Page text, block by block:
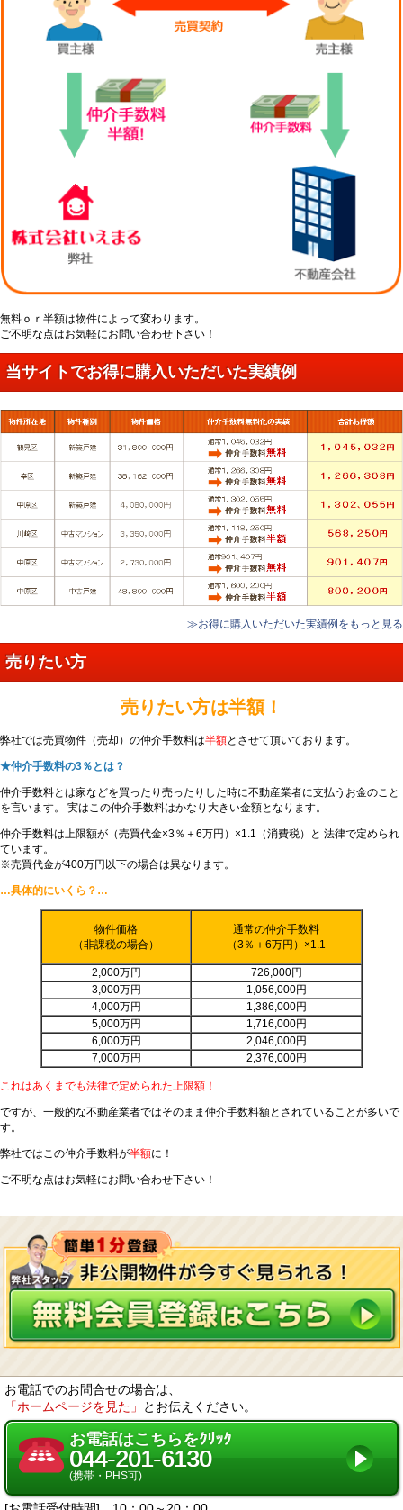
無料ｏｒ半額は物件によって変わります。
ご不明な点はお気軽にお問い合わせ下さい！
当サイトでお得に購入いただいた実績例
≫お得に購入いただいた実績例をもっと見る
売りたい方
売りたい方は半額！
弊社では売買物件（売却）の仲介手数料は半額とさせて頂いております。
★仲介手数料の3％とは？
仲介手数料とは家などを買ったり売ったりした時に不動産業者に支払うお金のこと
を言います。 実はこの仲介手数料はかなり大きい金額となります。
仲介手数料は上限額が（売買代金×3％＋6万円）×1.1（消費税）と 法律で定められ
ています。
※売買代金が400万円以下の場合は異なります。
…具体的にいくら？…
物件価格
（非課税の場合）
通常の仲介手数料
（3％＋6万円）×1.1
2,000万円
726,000円
3,000万円
1,056,000円
4,000万円
1,386,000円
5,000万円
1,716,000円
6,000万円
2,046,000円
7,000万円
2,376,000円
これはあくまでも法律で定められた上限額！
ですが、一般的な不動産業者ではそのまま仲介手数料額とされていることが多いで
す。
弊社ではこの仲介手数料が半額に！
ご不明な点はお気軽にお問い合わせ下さい！
お電話でのお問合せの場合は、
「ホームページを見た」
とお伝えください。
お電話はこちらをｸﾘｯｸ
044-201-6130
(携帯・PHS可)